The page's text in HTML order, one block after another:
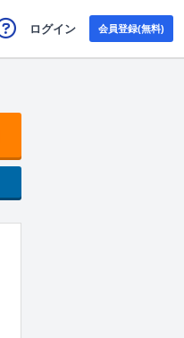
ログイン 会員登録(無料)